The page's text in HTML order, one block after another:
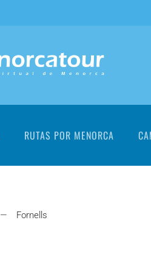
RUTAS POR MENORCA
Fornells